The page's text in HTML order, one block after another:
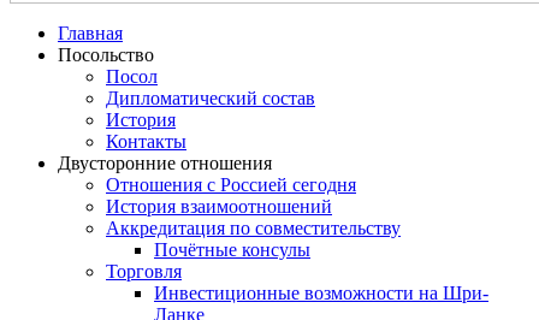
Главная
Посольство
Посол
Дипломатический состав
История
Контакты
Двусторонние отношения
Отношения с Россией сегодня
История взаимоотношений
Аккредитация по совместительству
Почётные консулы
Торговля
Инвестиционные возможности на Шри-
Ланке